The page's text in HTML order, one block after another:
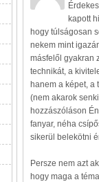
kapott
hogy túlságosan
nekem mint
másfelől gyakran
technikát, a
hanem a képet, a
(nem akarok
hozzászóláson
fanyar, néha
sikerül belekötni
Persze nem azt
hogy maga a